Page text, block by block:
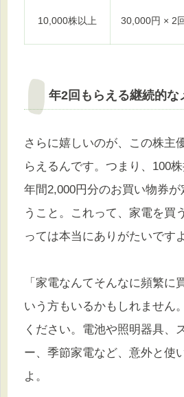
10,000株以上 30,000円 × 2
年2回もらえる継続的な
さらに嬉しいのが、この株主
らえるんです。つまり、100
年間2,000円分のお買い物券
うこと。これって、家電を買
っては本当にありがたいです
「家電なんてそんなに頻繁
いう方もいるかもしれません
ください。電池や照明器具、
ー、季節家電など、意外と使
よ。